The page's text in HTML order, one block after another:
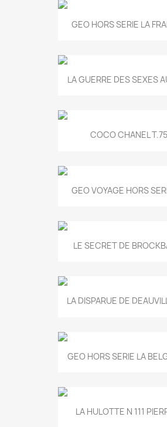
GEO HORS SERIE LA
LA GUERRE DES SEXES
COCO CHANEL
GEO VOYAGE HORS
LE SECRET DE
LA DISPARUE DE
GEO HORS SERIE LA
LA HULOTTE N 111